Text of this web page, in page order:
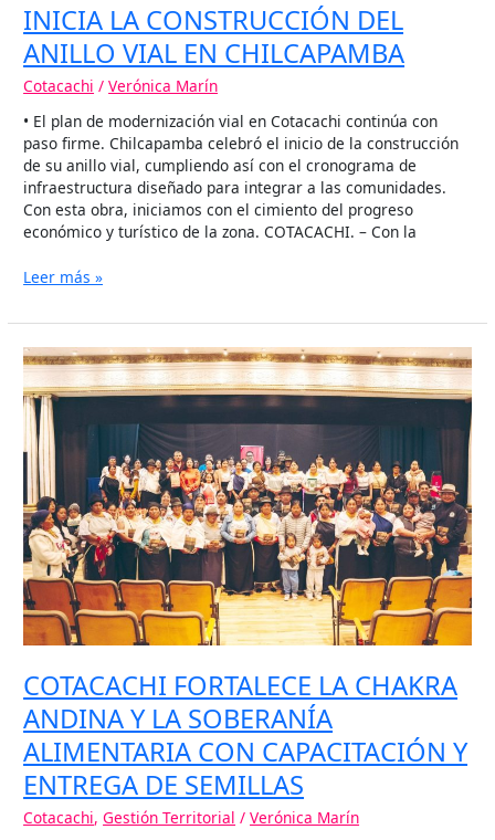
INICIA LA CONSTRUCCIÓN DEL
ANILLO VIAL EN CHILCAPAMBA
Cotacachi /Verónica Marín
• El plan de modernización vial en Cotacachi continúa con
paso firme. Chilcapamba celebró el inicio de la construcción
de su anillo vial, cumpliendo así con el cronograma de
infraestructura diseñado para integrar a las comunidades.
Con esta obra, iniciamos con el cimiento del progreso
económico y turístico de la zona. COTACACHI. – Con la
Leer más »
COTACACHI FORTALECE LA CHAKRA
ANDINA Y LA SOBERANÍA
ALIMENTARIA CON CAPACITACIÓN Y
ENTREGA DE SEMILLAS
Cotacachi,Gestión Territorial /Verónica Marín
COTACACHI
FORTALECE
LA
CHAKRA
ANDINA
LA
SOBERANÍA
ALIMENTARIA
CON
CAPACITACIÓN
Y
ENTREGA
DE